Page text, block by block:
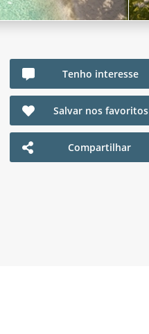
Tenho interesse
Salvar nos favoritos
Compartilhar